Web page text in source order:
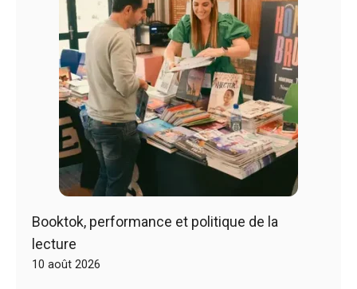
Booktok, performance et politique de la
lecture
10 août 2026